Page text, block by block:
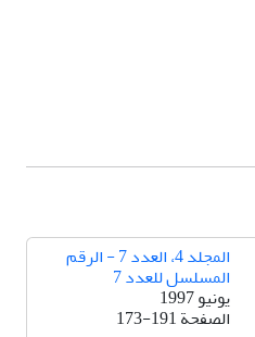
المجلد 4، العدد 7 - الرقم
المسلسل للعدد 7
يونيو 1997
الصفحة173-191